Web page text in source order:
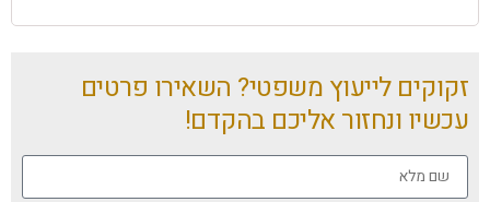
זקוקים לייעוץ משפטי? השאירו פרטים
עכשיו ונחזור אליכם בהקדם!